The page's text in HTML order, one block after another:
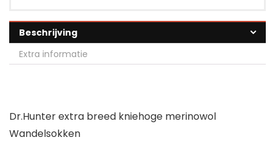
Beschrijving
Extra informatie
Dr.Hunter extra breed kniehoge merinowol
Wandelsokken